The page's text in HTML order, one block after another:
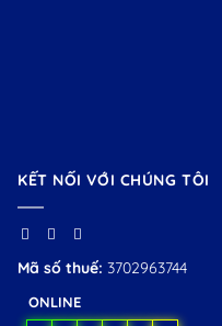
KẾT NỐI VỚI CHÚNG TÔI
Mã số thuế: 3702963744
ONLINE